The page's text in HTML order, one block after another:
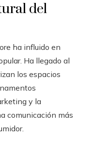
del
ha influido en
Ha llegado al
los espacios
y la
comunicación más